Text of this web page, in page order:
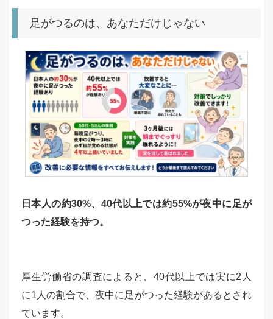
足がつるのは、あなただけじゃない
日本人の約30%、40代以上では約55%が夜中に足が
つった経験を持つ。
厚生労働省の調査によると、40代以上では実に2人
に1人の割合で、夜中に足がつった経験があるとされ
ています。